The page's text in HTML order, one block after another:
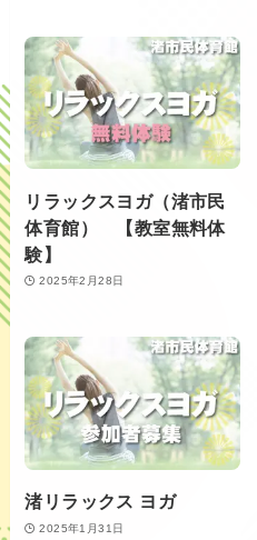
リラックスヨガ（渚市民
体育館） 【教室無料体
験】
2025年2月28日
渚リラックス ヨガ
2025年1月31日